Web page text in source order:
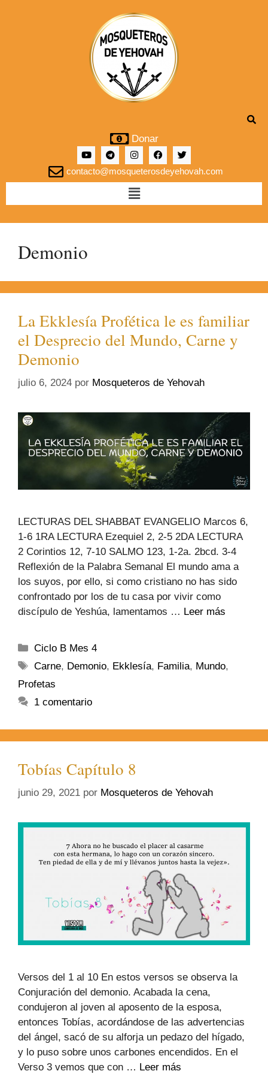
Donar
contacto@mosqueterosdeyehovah.com
Demonio
La Ekklesía Profética le es familiar
el Desprecio del Mundo, Carne y
Demonio
julio 6, 2024 por Mosqueteros de Yehovah
LECTURAS DEL SHABBAT EVANGELIO Marcos 6,
1-6 1RA LECTURA Ezequiel 2, 2-5 2DA LECTURA
2 Corintios 12, 7-10 SALMO 123, 1-2a. 2bcd. 3-4
Reflexión de la Palabra Semanal El mundo ama a
los suyos, por ello, si como cristiano no has sido
confrontado por los de tu casa por vivir como
discípulo de Yeshúa, lamentamos … Leer más
Ciclo B Mes 4
Carne, Demonio, Ekklesía, Familia, Mundo,
Profetas
1 comentario
Tobías Capítulo 8
junio 29, 2021 por Mosqueteros de Yehovah
Versos del 1 al 10 En estos versos se observa la
Conjuración del demonio. Acabada la cena,
condujeron al joven al aposento de la esposa,
entonces Tobías, acordándose de las advertencias
del ángel, sacó de su alforja un pedazo del hígado,
y lo puso sobre unos carbones encendidos. En el
Verso 3 vemos que con … Leer más